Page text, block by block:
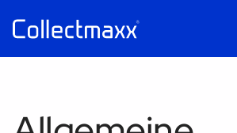
AI chatbot for Collectmaxx